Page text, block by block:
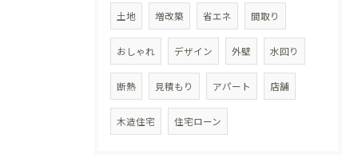
土地 増改築 省エネ 間取り
おしゃれ デザイン 外壁 水回り
断熱 見積もり アパート 店舗
木造住宅 住宅ローン